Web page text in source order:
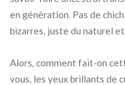
en génération. Pas de
bizarres, juste du naturel et
Alors, comment fait-on
vous, les yeux brillants de